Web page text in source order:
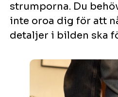
strumporna. Du
inte oroa dig för att
detaljer i bilden ska